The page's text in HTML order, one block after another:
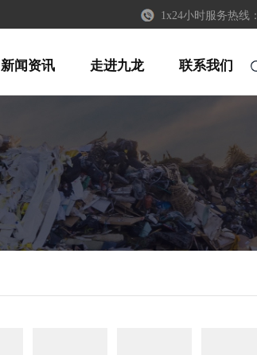
1x24小时服务热线：
新闻资讯 走进九龙 联系我们